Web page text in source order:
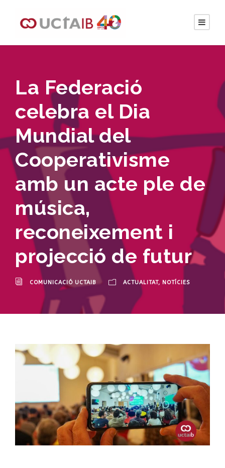
La Federació
celebra el Dia
Mundial del
Cooperativisme
amb un acte ple de
música,
reconeixement i
projecció de futur
COMUNICACIÓ UCTAIB ACTUALITAT, NOTÍCIES